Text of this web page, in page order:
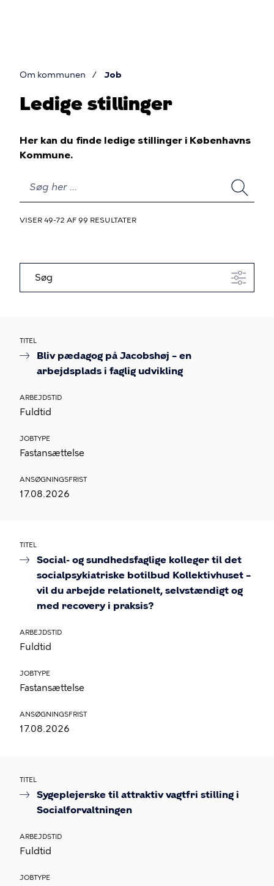
er
Om kommunen Job
Ledige stillinger
Her kan du finde ledige stillinger i Københavns
Kommune.
SØG
VISER 49-72 AF 99 RESULTATER
Søg
TITEL
Bliv pædagog på Jacobshøj – en
arbejdsplads i faglig udvikling
ARBEJDSTID
Fuldtid
JOBTYPE
Fastansættelse
ANSØGNINGSFRIST
17.08.2026
TITEL
Social- og sundhedsfaglige kolleger til det
socialpsykiatriske botilbud Kollektivhuset –
vil du arbejde relationelt, selvstændigt og
med recovery i praksis?
ARBEJDSTID
Fuldtid
JOBTYPE
Fastansættelse
ANSØGNINGSFRIST
17.08.2026
TITEL
Sygeplejerske til attraktiv vagtfri stilling i
Socialforvaltningen
ARBEJDSTID
Fuldtid
JOBTYPE